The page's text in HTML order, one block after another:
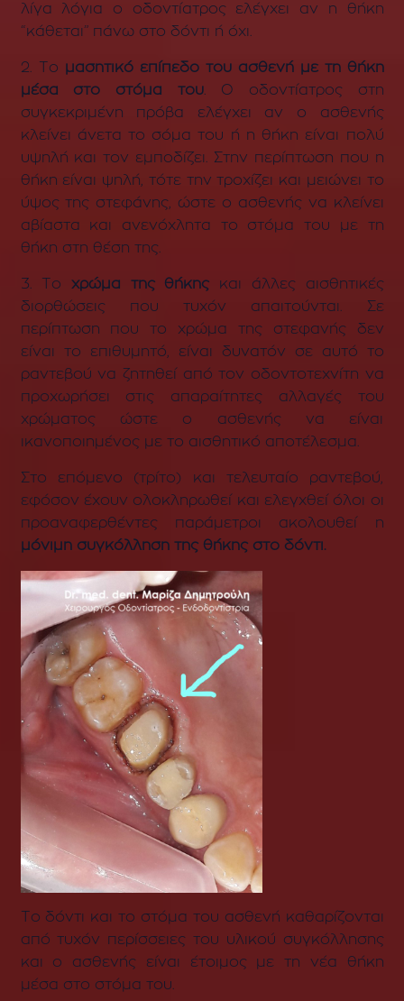
λίγα λόγια ο οδοντίατρος ελέγχει αν η θήκη
“κάθεται” πάνω στο δόντι ή όχι.
2. Το μασητικό επίπεδο του ασθενή με τη θήκη
μέσα στο στόμα του. Ο οδοντίατρος στη
συγκεκριμένη πρόβα ελέγχει αν ο ασθενής
κλείνει άνετα το σόμα του ή η θήκη είναι πολύ
υψηλή και τον εμποδίζει. Στην περίπτωση που η
θήκη είναι ψηλή, τότε την τροχίζει και μειώνει το
ύψος της στεφάνης, ώστε ο ασθενής να κλείνει
αβίαστα και ανενόχλητα το στόμα του με τη
θήκη στη θέση της.
3. Το χρώμα της θήκης και άλλες αισθητικές
διορθώσειςπου τυχόν απαιτούνται. Σε
περίπτωση που το χρώμα της στεφανής δεν
είναι το επιθυμητό, είναι δυνατόν σε αυτό το
ραντεβού να ζητηθεί από τον οδοντοτεχνίτη να
προχωρήσει στις απαραίτητες αλλαγές του
χρώματος ώστε ο ασθενής να είναι
ικανοποιημένος με το αισθητικό αποτέλεσμα.
Σ το επόμενο (τρίτο) και τελευταίο ραντεβού,
εφόσον έχουν ολοκληρωθεί και ελεγχθεί όλοι οι
προαναφερθέντες παράμετροι ακολουθεί η
μόνιμη συγκόλληση της θήκης στο δόντι.
Το δόντι και το στόμα του ασθενή καθαρίζονται
από τυχόν περίσσειες του υλικού συγκόλλησης
και ο ασθενής είναι έτοιμος με τη νέα θήκη
μέσα στο στόμα του.